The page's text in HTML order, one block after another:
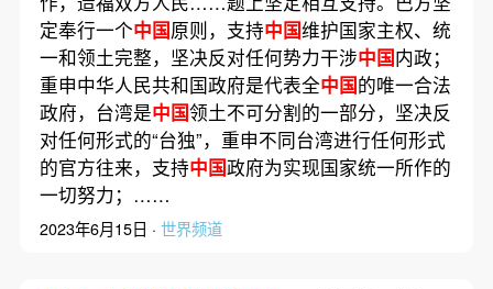
定奉行一个中国原则，支持中国维护国家主权、统
一和领土完整，坚决反对任何势力干涉中国内政；
重申中华人民共和国政府是代表全中国的唯一合法
政府，台湾是中国领土不可分割的一部分，坚决反
对任何形式的“台独”，重申不同台湾进行任何形式
的官方往来，支持中国政府为实现国家统一所作的
一切努力；……
2023年6月15日 · 世界频道